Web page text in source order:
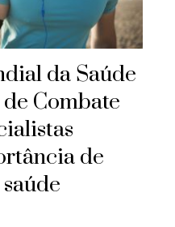
da Saúde
Combate
de